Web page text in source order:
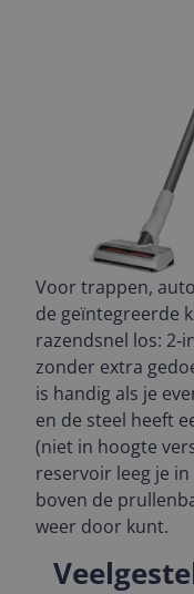
Voor trappen,
de geïntegreerde
razendsnel los:
zonder extra
is handig als je
en de steel heeft
(niet in hoogte
reservoir leeg je
boven de
weer door kunt.